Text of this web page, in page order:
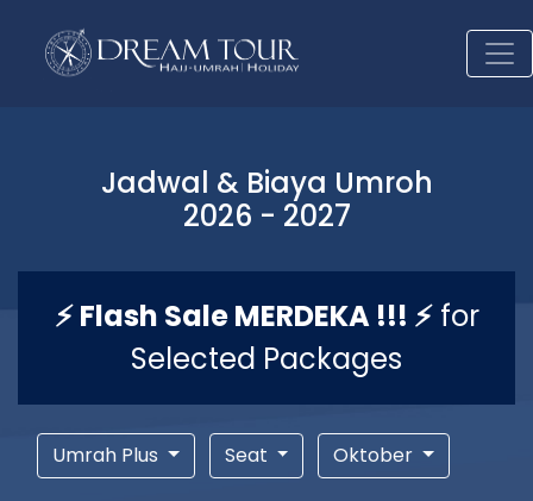
Jadwal & Biaya Umroh
2026 - 2027
⚡ Flash Sale MERDEKA !!! ⚡for
Selected Packages
Umrah Plus Seat Oktober